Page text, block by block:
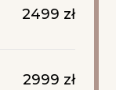
2499 zł
2999 zł